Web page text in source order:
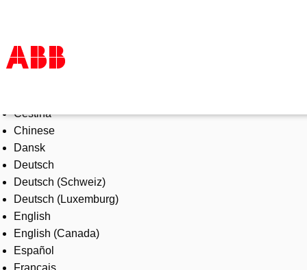
Products & Solutions
Industries
Services
About us
Where to buy
Contact us
Careers
Čeština
Chinese
Dansk
Deutsch
Deutsch (Schweiz)
Deutsch (Luxemburg)
English
English (Canada)
Español
Français